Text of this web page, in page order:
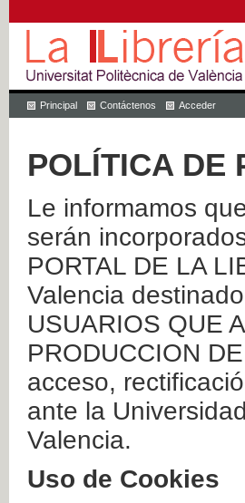
Principal Contáctenos Acceder
POLÍTICA DE
Le informamos
serán
PORTAL DE LA
Valencia
USUARIOS QUE
PRODUCCION
acceso,
ante la
Valencia.
Uso de Cookies